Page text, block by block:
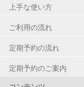
上手な使い方
ご利用の流れ
定期予約の流れ
定期予約のご案内